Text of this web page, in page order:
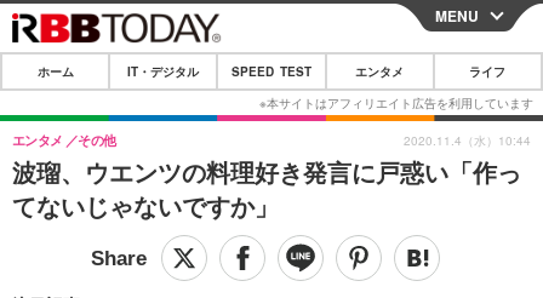
CLOSE
ホーム
IT・デジタル
IT・デジタルTOP スマートフォン
ネタ
ショッピング その他
SPEED TEST
エンタメTOP 映画・ドラマ
MENU
ホーム IT・デジタル SPEED TEST エンタメ ライフ
波瑠、ウエンツの料理好き発言に戸惑い「作っ
てないじゃないですか」
エンタメ その他 2020.11.4（水）10:44